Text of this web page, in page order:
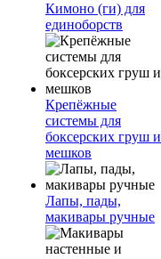
Кимоно (ги) для
единоборств
Крепёжные
системы для
боксерских груш и
мешков
Лапы, пады,
макивары ручные